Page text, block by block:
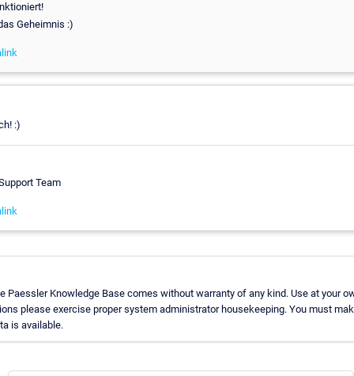
Geheimnis :)
:)
Team
Paessler Knowledge Base comes without warranty of any kind. Use at your
please exercise proper system administrator housekeeping. You must
is available.